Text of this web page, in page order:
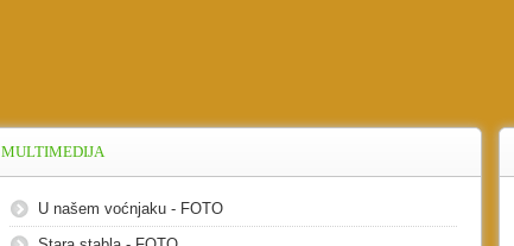
MULTIMEDIJA
U našem voćnjaku - FOTO